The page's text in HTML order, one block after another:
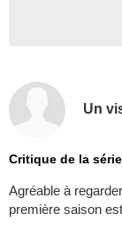
Un
Critique de la série
Agréable à
première saison